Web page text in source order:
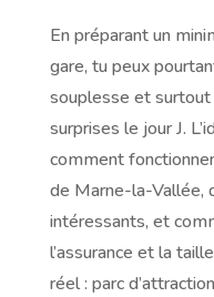
En préparant un
gare, tu peux
souplesse et
surprises le jour J.
comment
de Marne-la-Vallée,
intéressants, et
l’assurance et la
réel : parc